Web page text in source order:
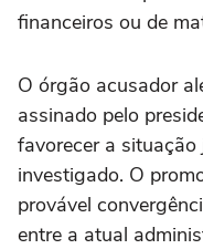
financeiros ou de
O órgão acusador
assinado pelo
favorecer a
investigado. O
provável
entre a atual